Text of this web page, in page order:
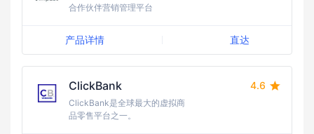
合作伙伴营销管理平台
产品详情 直达
ClickBank 4.6
ClickBank是全球最大的虚拟商
品零售平台之一。